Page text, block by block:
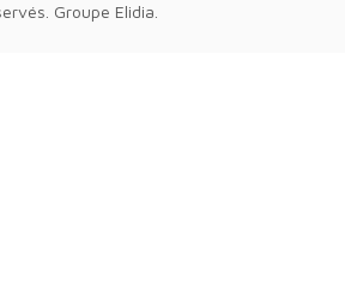
Groupe Elidia